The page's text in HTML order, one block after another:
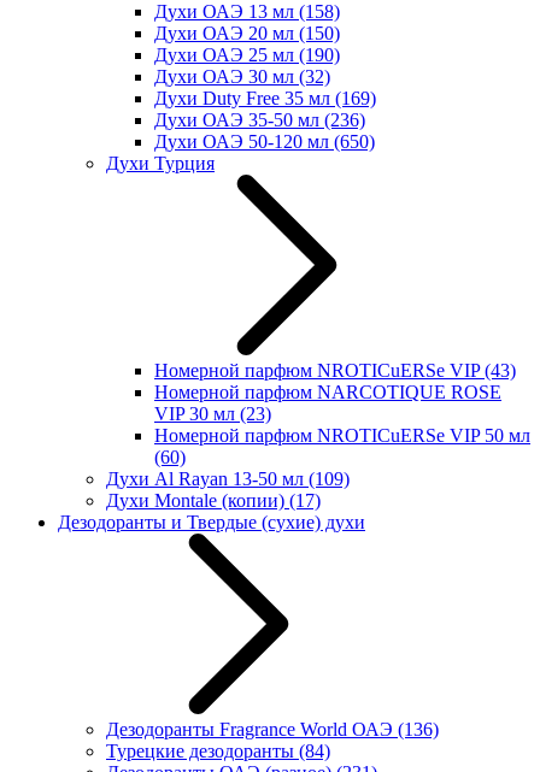
Духи ОАЭ 13 мл (158)
Духи ОАЭ 20 мл (150)
Духи ОАЭ 25 мл (190)
Духи ОАЭ 30 мл (32)
Духи Duty Free 35 мл (169)
Духи ОАЭ 35-50 мл (236)
Духи ОАЭ 50-120 мл (650)
Духи Турция
Номерной парфюм NROTICuERSe VIP(43)
Номерной парфюм NARCOTIQUE ROSE
VIP 30 мл (23)
Номерной парфюм NROTICuERSe VIP 50 мл
(60)
Духи Al Rayan 13-50 мл (109)
Духи Montale (копии) (17)
Дезодоранты и Твердые (сухие) духи
Дезодоранты Fragrance World ОАЭ (136)
Турецкие дезодоранты (84)